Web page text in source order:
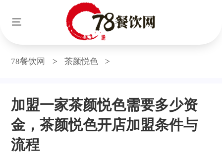
78餐饮网 > 茶颜悦色 >
加盟一家茶颜悦色需要多少资
金，茶颜悦色开店加盟条件与
流程